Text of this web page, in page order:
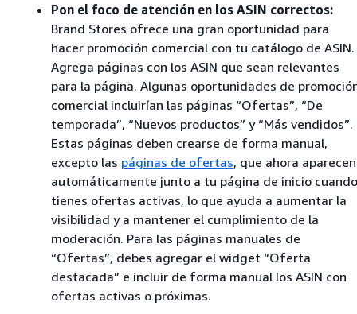
Pon el foco de atención en los ASIN correctos:
Brand Stores ofrece una gran oportunidad para
hacer promoción comercial con tu catálogo de ASIN.
Agrega páginas con los ASIN que sean relevantes
para la página. Algunas oportunidades de
comercial incluirían las páginas “Ofertas”, “De
temporada”, “Nuevos productos” y “Más vendidos”.
Estas páginas deben crearse de forma manual,
excepto las páginas de ofertas, que ahora aparecen
automáticamente junto a tu página de inicio cuando
tienes ofertas activas, lo que ayuda a aumentar la
visibilidad y a mantener el cumplimiento de la
moderación. Para las páginas manuales de
“Ofertas”, debes agregar el widget “Oferta
destacada” e incluir de forma manual los ASIN con
ofertas activas o próximas.